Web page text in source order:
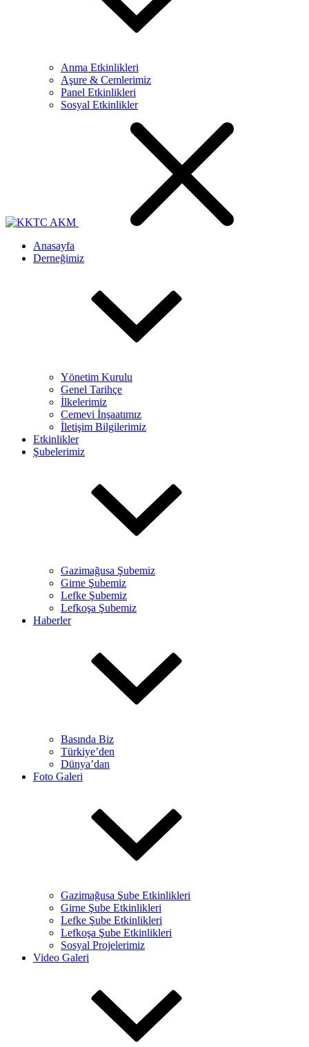
Anma Etkinlikleri
Aşure & Cemlerimiz
Panel Etkinlikleri
Sosyal Etkinlikler
Anasayfa
Derneğimiz
Yönetim Kurulu
Genel Tarihçe
İlkelerimiz
Cemevi İnşaatımız
İletişim Bilgilerimiz
Etkinlikler
Şubelerimiz
Gazimağusa Şubemiz
Girne Şubemiz
Lefke Şubemiz
Lefkoşa Şubemiz
Haberler
Basında Biz
Türkiye’den
Dünya’dan
Foto Galeri
Gazimağusa Şube Etkinlikleri
Girne Şube Etkinlikleri
Lefke Şube Etkinlikleri
Lefkoşa Şube Etkinlikleri
Sosyal Projelerimiz
Video Galeri